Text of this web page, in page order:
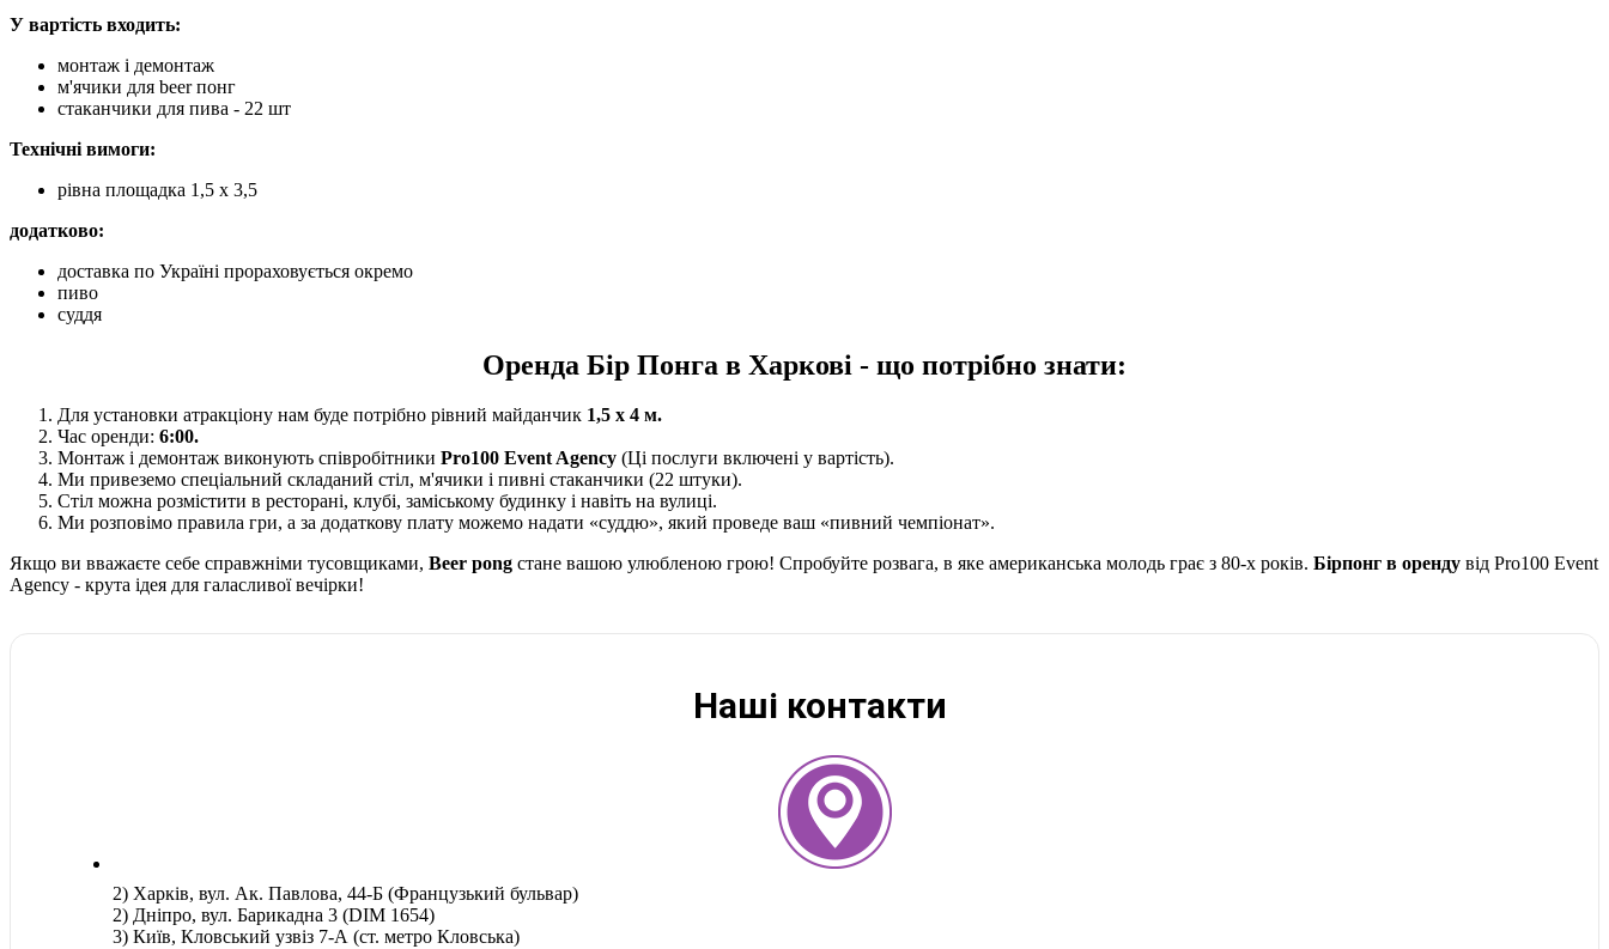
У вартість входить:
монтаж і демонтаж
м'ячики для beer понг
стаканчики для пива - 22 шт
Технічні вимоги:
рівна площадка 1,5 х 3,5
додатково:
доставка по Україні прораховується окремо
пиво
суддя
Оренда Бір Понга в Харкові - що потрібно знати:
Для установки атракціону нам буде потрібно рівний майданчик 1,5 х 4 м.
Час оренди: 6:00.
Монтаж і демонтаж виконують співробітники Pro100 Event Agency (Ці послуги включені у вартість).
Ми привеземо спеціальний складаний стіл, м'ячики і пивні стаканчики (22 штуки).
Стіл можна розмістити в ресторані, клубі, заміському будинку і навіть на вулиці.
Ми розповімо правила гри, а за додаткову плату можемо надати «суддю», який проведе ваш «пивний чемпіонат».
Якщо ви вважаєте себе справжніми тусовщиками, Beer pong стане вашою улюбленою грою! Спробуйте розвага, в яке американська молодь грає з 80-х років. Бірпонг в оренду від Pro100 Event
Agency - крута ідея для галасливої вечірки!
Наші контакти
2) Харків, вул. Ак. Павлова, 44-Б (Французький бульвар)
2) Дніпро, вул. Барикадна 3 (DIM 1654)
3) Київ, Кловський узвіз 7-А (ст. метро Кловська)